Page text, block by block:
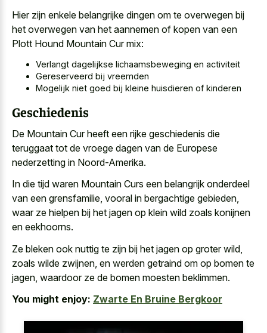
Hier zijn enkele belangrijke dingen om te overwegen bij
het overwegen van het aannemen of kopen van een
Plott Hound Mountain Cur mix:
Verlangt dagelijkse lichaamsbeweging en activiteit
Gereserveerd bij vreemden
Mogelijk niet goed bij kleine huisdieren of kinderen
Geschiedenis
De Mountain Cur heeft een rijke geschiedenis die
teruggaat tot de vroege dagen van de Europese
nederzetting in Noord-Amerika.
In die tijd waren Mountain Curs een belangrijk onderdeel
van een grensfamilie, vooral in bergachtige gebieden,
waar ze hielpen bij het jagen op klein wild zoals konijnen
en eekhoorns.
Ze bleken ook nuttig te zijn bij het jagen op groter wild,
zoals wilde zwijnen, en werden getraind om op bomen te
jagen, waardoor ze de bomen moesten beklimmen.
You might enjoy: Zwarte En Bruine Bergkoor